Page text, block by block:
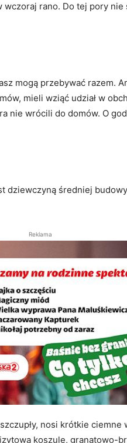
wczoraj rano. Do tej pory
mogą przebywać razem.
mieli wziąć udział w
nie wrócili do domów. O
dziewczyną średniej
Reklama
nosi krótkie ciemne
koszulę, granatowo-